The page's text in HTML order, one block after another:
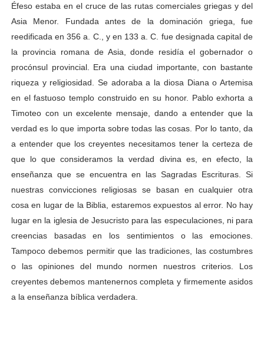
Éfeso estaba en el cruce de las rutas comerciales griegas y del
Asia Menor. Fundada antes de la dominación griega, fue
reedificada en 356 a. C., y en 133 a. C. fue designada capital de
la provincia romana de Asia, donde residía el gobernador o
procónsul provincial. Era una ciudad importante, con bastante
riqueza y religiosidad. Se adoraba a la diosa Diana o Artemisa
en el fastuoso templo construido en su honor. Pablo exhorta a
Timoteo con un excelente mensaje, dando a entender que la
verdad es lo que importa sobre todas las cosas. Por lo tanto, da
a entender que los creyentes necesitamos tener la certeza de
que lo que consideramos la verdad divina es, en efecto, la
enseñanza que se encuentra en las Sagradas Escrituras. Si
nuestras convicciones religiosas se basan en cualquier otra
cosa en lugar de la Biblia, estaremos expuestos al error. No hay
lugar en la iglesia de Jesucristo para las especulaciones, ni para
creencias basadas en los sentimientos o las emociones.
Tampoco debemos permitir que las tradiciones, las costumbres
o las opiniones del mundo normen nuestros criterios. Los
creyentes debemos mantenernos completa y firmemente asidos
a la enseñanza bíblica verdadera.